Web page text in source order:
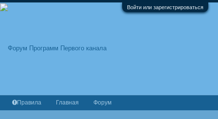
Войти или зарегистрироваться
Правила Главная Форум